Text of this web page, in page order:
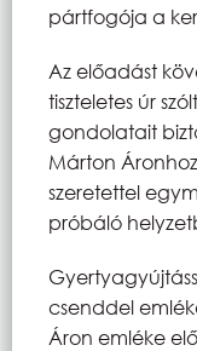
pártfogója a
Az előadást
tiszteletes úr
gondolatait
Márton
szeretettel
próbáló
csenddel
Áron emléke